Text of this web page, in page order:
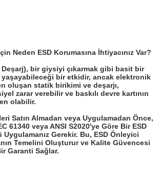
Neden ESD Korumasına İhtiyacınız Var?
bir giysiyi çıkarmak gibi basit bir
bir etkidir, ancak elektronik
oluşan statik birikimi ve deşarjı,
zarar verebilir ve baskılı devre kartının
olabilir.
Satın Almadan veya Uygulamadan Önce,
61340 veya ANSI S2020'ye Göre Bir ESD
Gerekir. Bu, ESD Önleyici
Temelini Oluşturur ve Kalite Güvencesi
Garanti Sağlar.